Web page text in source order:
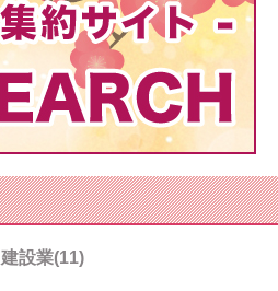
建設業(11)